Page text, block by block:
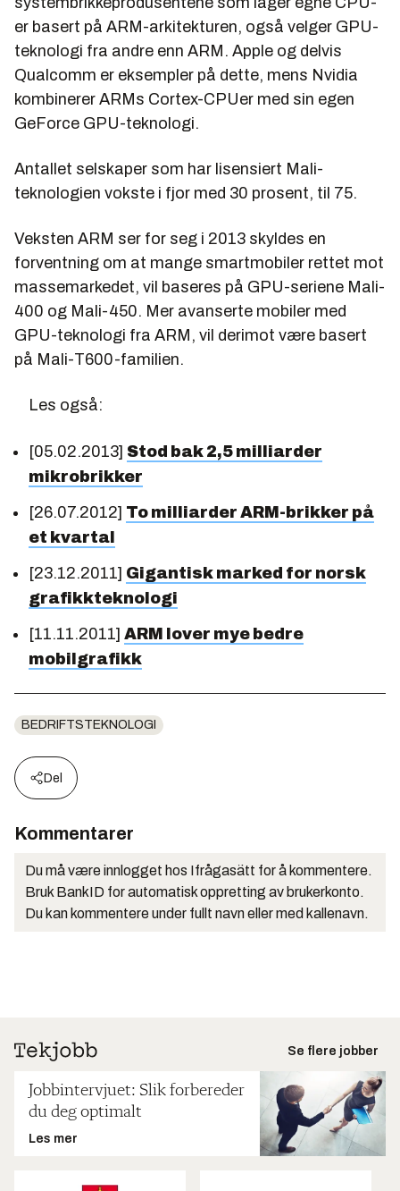
er basert på ARM-arkitekturen, også velger GPU-
teknologi fra andre enn ARM. Apple og delvis
Qualcomm er eksempler på dette, mens Nvidia
kombinerer ARMs Cortex-CPUer med sin egen
GeForce GPU-teknologi.
Antallet selskaper som har lisensiert Mali-
teknologien vokste i fjor med 30 prosent, til 75.
Veksten ARM ser for seg i 2013 skyldes en
forventning om at mange smartmobiler rettet mot
massemarkedet, vil baseres på GPU-seriene Mali-
400 og Mali-450. Mer avanserte mobiler med
GPU-teknologi fra ARM, vil derimot være basert
på Mali-T600-familien.
Les også:
[05.02.2013] Stod bak 2,5 milliarder
mikrobrikker
[26.07.2012] To milliarder ARM-brikker på
et kvartal
[23.12.2011] Gigantisk marked for norsk
grafikkteknologi
[11.11.2011] ARM lover mye bedre
mobilgrafikk
BEDRIFTSTEKNOLOGI
Del
Kommentarer
Du må være innlogget hos Ifrågasätt for å kommentere.
Bruk BankID for automatisk oppretting av brukerkonto.
Du kan kommentere under fullt navn eller med kallenavn.
Se flere jobber
Jobbintervjuet: Slik forbereder
du deg optimalt
Les mer